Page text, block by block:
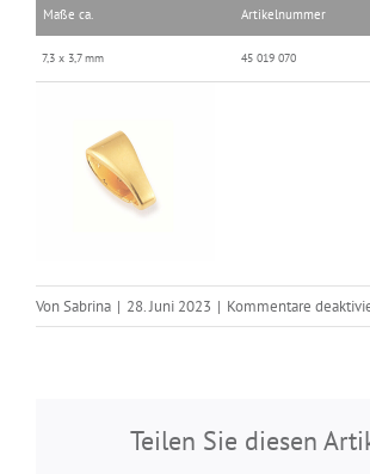
Maße ca. Artikelnummer
7,3 x 3,7 mm 45 019 070
VonSabrina | 28. Juni 2023 | Kommentare
Teilen Sie diesen